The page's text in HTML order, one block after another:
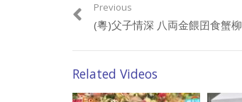
Previous
(粵)父子情深 八両金餵囝食蟹柳
Related Videos